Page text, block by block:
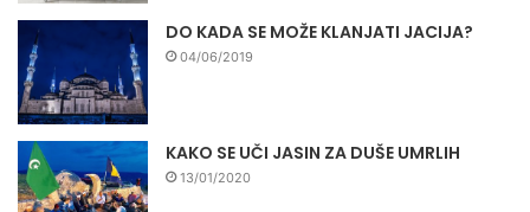
DO KADA SE MOŽE KLANJATI JACIJA?
04/06/2019
KAKO SE UČI JASIN ZA DUŠE UMRLIH
13/01/2020